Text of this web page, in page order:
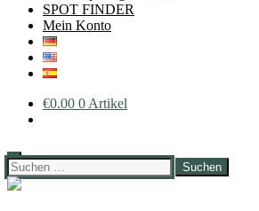
SPOT FINDER
Mein Konto
€0.00 0 Artikel
Suchen
nach: